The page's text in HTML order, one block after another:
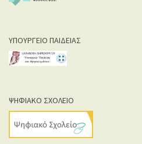
ΥΠΟΥΡΓΕΙΟ ΠΑΙΔΕΙΑΣ
ΨΗΦΙΑΚΟ ΣΧΟΛΕΙΟ